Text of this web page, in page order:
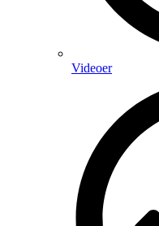
Videoer